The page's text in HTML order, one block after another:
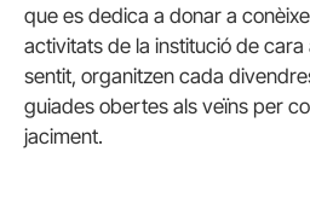
que es dedica a donar a
activitats de la institució de cara
sentit, organitzen cada
guiades obertes als veïns per
jaciment.